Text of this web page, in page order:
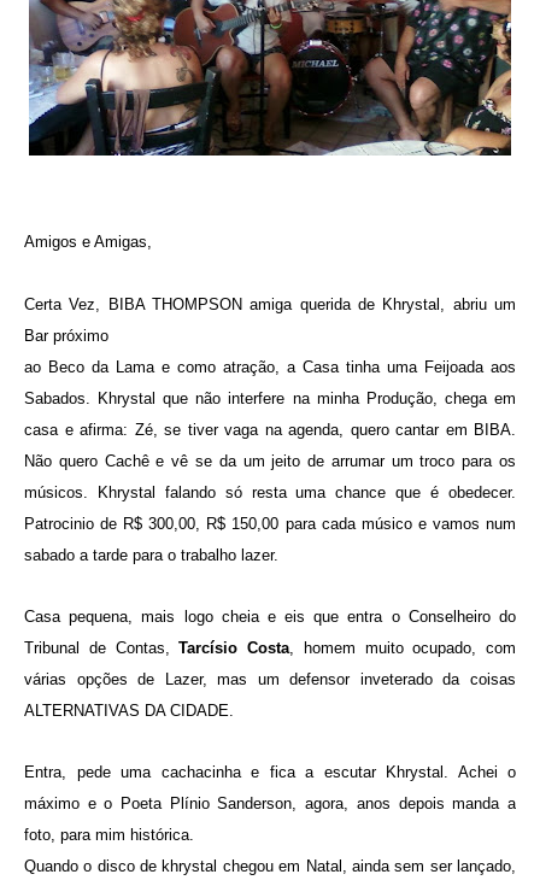
Amigos e Amigas,
Certa Vez, BIBA THOMPSON amiga querida de Khrystal, abriu um
Bar próximo
ao Beco da Lama e como atração, a Casa tinha uma Feijoada aos
Sabados. Khrystal que não interfere na minha Produção, chega em
casa e afirma: Zé, se tiver vaga na agenda, quero cantar em BIBA.
Não quero Cachê e vê se da um jeito de arrumar um troco para os
músicos. Khrystal falando só resta uma chance que é obedecer.
Patrocinio de R$ 300,00, R$ 150,00 para cada músico e vamos num
sabado a tarde para o trabalho lazer.
Casa pequena, mais logo cheia e eis que entra o Conselheiro do
Tribunal de Contas,Tarcísio Costa , homem muito ocupado, com
várias opções de Lazer, mas um defensor inveterado da coisas
ALTERNATIVAS DA CIDADE.
Entra, pede uma cachacinha e fica a escutar Khrystal. Achei o
máximo e o Poeta Plínio Sanderson, agora, anos depois manda a
foto, para mim histórica.
Quando o disco de khrystal chegou em Natal, ainda sem ser lançado,